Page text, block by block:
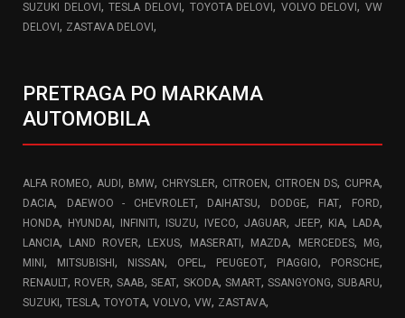
SUZUKI DELOVI ,TESLA DELOVI , TOYOTA DELOVI, VOLVO DELOVI, VW
DELOVI , ZASTAVA DELOVI ,
PRETRAGA PO MARKAMA
AUTOMOBILA
ALFA ROMEO, AUDI , BMW, CHRYSLER, CITROEN, CITROEN DS, CUPRA,
DACIA, DAEWOO - CHEVROLET, DAIHATSU, DODGE, FIAT, FORD,
HONDA, HYUNDAI , INFINITI , ISUZU, IVECO, JAGUAR, JEEP, KIA, LADA,
LANCIA, LAND ROVER, LEXUS, MASERATI , MAZDA, MERCEDES, MG,
MINI , MITSUBISHI , NISSAN, OPEL, PEUGEOT, PIAGGIO, PORSCHE,
RENAULT, ROVER,SAAB,SEAT, SKODA, SMART, SSANGYONG,SUBARU,
SUZUKI , TESLA, TOYOTA, VOLVO, VW, ZASTAVA,